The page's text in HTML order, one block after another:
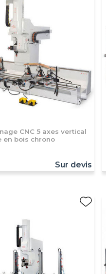
CNC 5 axes vertical
en bois chrono
Sur devis